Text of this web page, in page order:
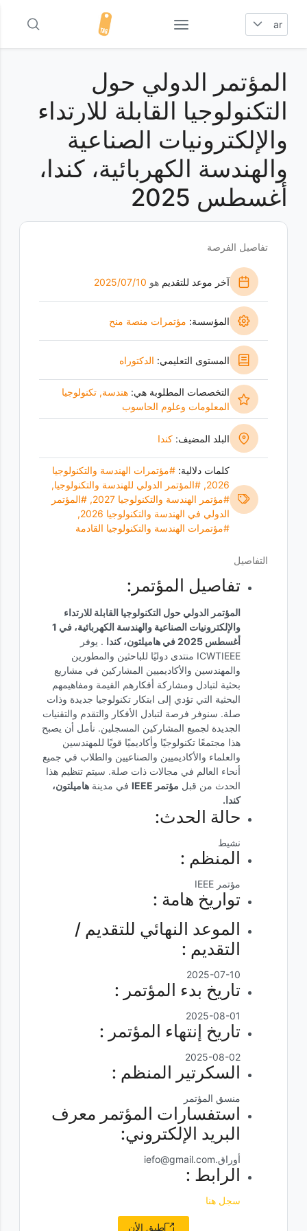
ar
المؤتمر الدولي حول
التكنولوجيا القابلة للارتداء
والإلكترونيات الصناعية
والهندسة الكهربائية، كندا،
أغسطس 2025
تفاصيل الفرصة
آخر موعد للتقديم هو 10‏/07‏/2025
المؤسسة: مؤتمرات منصة منح
المستوى التعليمي: الدكتوراه
التخصصات المطلوبة هي: هندسة, تكنولوجيا
المعلومات وعلوم الحاسوب
البلد المضيف: كندا
كلمات دلالية: #مؤتمرات الهندسة والتكنولوجيا
2026
, #المؤتمر الدولي للهندسة والتكنولوجيا,
#مؤتمر الهندسة والتكنولوجيا 2027
, #المؤتمر
الدولي في الهندسة والتكنولوجيا 2026
,
#مؤتمرات الهندسة والتكنولوجيا القادمة
التفاصيل
تفاصيل المؤتمر:
المؤتمر الدولي حول التكنولوجيا القابلة للارتداء
والإلكترونيات الصناعية والهندسة الكهربائية، في 1
أغسطس 2025 في هاميلتون، كندا
. يوفر
ICWTIEEE منتدى دوليًا للباحثين والمطورين
والمهندسين والأكاديميين المشاركين في مشاريع
بحثية لتبادل ومشاركة أفكارهم القيمة ومفاهيمهم
البحثية التي تؤدي إلى ابتكار تكنولوجيا جديدة وذات
صلة. سنوفر فرصة لتبادل الأفكار والتقدم والتقنيات
الجديدة لجميع المشاركين المسجلين. نأمل أن يصبح
هذا مجتمعًا تكنولوجيًا وأكاديميًا قويًا للمهندسين
والعلماء والأكاديميين والصناعيين والطلاب في جميع
أنحاء العالم في مجالات ذات صلة. سيتم تنظيم هذا
الحدث من قبل مؤتمر IEEE في مدينة هاميلتون،
كندا.
حالة الحدث:
نشيط
المنظم :
مؤتمر IEEE
تواريخ هامة :
الموعد النهائي للتقديم /
التقديم :
2025-07-10
تاريخ بدء المؤتمر :
2025-08-01
تاريخ إنتهاء المؤتمر :
2025-08-02
السكرتير المنظم :
منسق المؤتمر
استفسارات المؤتمر معرف
البريد الإلكتروني:
أوراق.iefo@gmail.com
الرابط :
سجل هنا
طبق الأن